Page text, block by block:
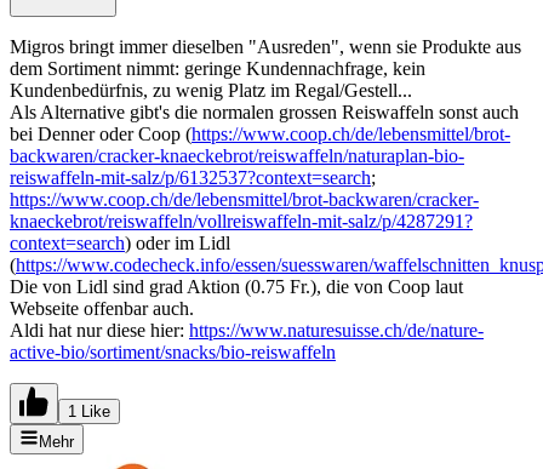
Migros bringt immer dieselben "Ausreden", wenn sie Produkte aus
dem Sortiment nimmt: geringe Kundennachfrage, kein
Kundenbedürfnis, zu wenig Platz im Regal/Gestell...
Als Alternative gibt's die normalen grossen Reiswaffeln sonst auch
bei Denner oder Coop (https://www.coop.ch/de/lebensmittel/brot-
backwaren/cracker-knaeckebrot/reiswaffeln/naturaplan-bio-
reiswaffeln-mit-salz/p/6132537?context=search;
https://www.coop.ch/de/lebensmittel/brot-backwaren/cracker-
knaeckebrot/reiswaffeln/vollreiswaffeln-mit-salz/p/4287291?
context=search) oder im Lidl
(https://www.codecheck.info/essen/suesswaren/
Die von Lidl sind grad Aktion (0.75 Fr.), die von Coop laut
Webseite offenbar auch.
Aldi hat nur diese hier: https://www.naturesuisse.ch/de/nature-
active-bio/sortiment/snacks/bio-reiswaffeln
1 Like
Mehr